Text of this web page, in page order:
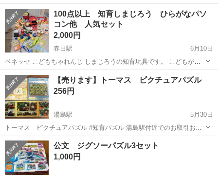
すが、早めにお取引できる方に優先させて頂きます。 お問い合わせの
時、日程３つ程をご提示ください お手数ですが、よろしくお願い致し
ます。
東京 文京区 白山駅 パズル 場所
100点以上 知育しまじろう ひらがなパソ
コン他 人気セット
2,000円
春日駅
6月10日
ベネッセ こどもちゃれんじ しまじろうの知育玩具です。 こどもが卒
業しましたのでどなたか必要な方に。 すべて新品で購入したもので
す。 ・しまじろう、はなちゃんぬいぐるみ ・リュックサック（ほぼ未
使用） ・ハンバーグ屋さんセ...
東京 文京区 春日駅 パズル しまじろう
【売ります】トーマス ピクチュアパズル
256円
湯島駅
5月30日
トーマス ピクチュアパズル #知育パズル 湯島駅付近でのお取引お願
い致します。
東京 文京区 湯島駅 パズル ピクチュアパズル
公文 ジグソーパズル3セット
1,000円